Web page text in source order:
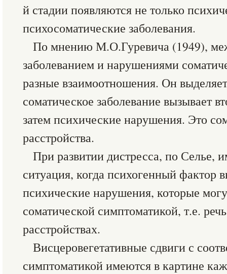
й стадии появляются не только
психосоматические заболевания.
По мнению М.О.Гуревича (1949),
заболеванием и нарушениями
разные взаимоотношения. Он
соматическое заболевание вызывает
затем психические нарушения. Это
расстройства.
При развитии дистресса, по Селье,
ситуация, когда психогенный фактор
психические нарушения, которые
соматической симптоматикой, т.е.
расстройствах.
Висцеровегетативные сдвиги с
симптоматикой имеются в картине